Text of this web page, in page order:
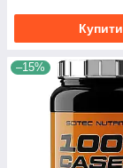
Купити
–15%